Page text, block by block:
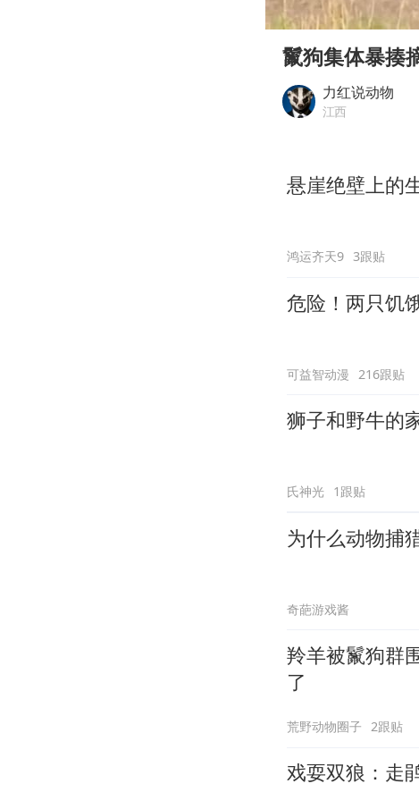
Play
00:00
鬣狗集体暴揍
力红说动物
江西
悬崖绝壁上的
鸿运齐天9 3跟贴
危险！两只饥
可益智动漫 216跟贴
狮子和野牛的
氏神光 1跟贴
为什么动物捕
奇葩游戏酱
羚羊被鬣狗群
了
荒野动物圈子 2跟贴
戏耍双狼：走